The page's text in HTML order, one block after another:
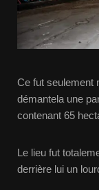
Ce fut seulement
démantela une
contenant 65
Le lieu fut
derrière lui un